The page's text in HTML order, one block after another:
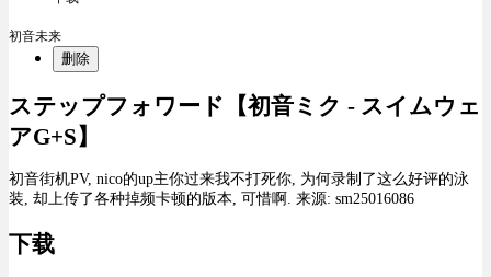
初音未来
删除
ステップフォワード【初音ミク - スイムウェ
アG+S】
初音街机PV, nico的up主你过来我不打死你, 为何录制了这么好评的泳
装, 却上传了各种掉频卡顿的版本, 可惜啊. 来源: sm25016086
下载